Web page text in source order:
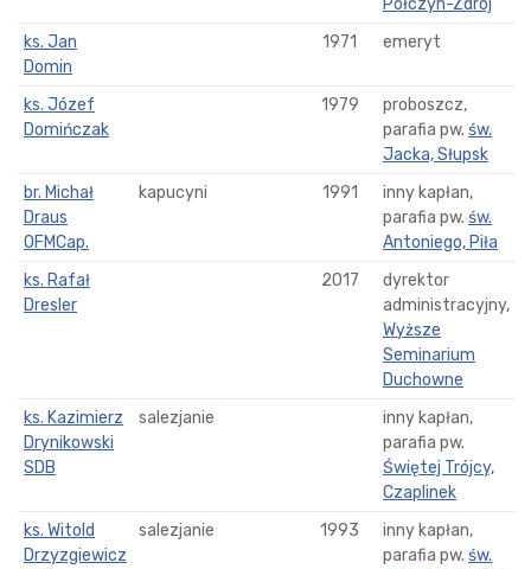
Połczyn-Zdrój
ks. Jan
Domin
1971 emeryt
ks. Józef
Domińczak
1979
proboszcz,
parafia pw. św.
Jacka, Słupsk
br. Michał
Draus
OFMCap.
kapucyni 1991
inny kapłan,
parafia pw. św.
Antoniego, Piła
ks. Rafał
Dresler
2017
dyrektor
administracyjny,
Wyższe
Seminarium
Duchowne
ks. Kazimierz
Drynikowski
SDB
salezjanie
inny kapłan,
parafia pw.
Świętej Trójcy,
Czaplinek
ks. Witold
Drzyzgiewicz
salezjanie 1993
inny kapłan,
parafia pw. św.